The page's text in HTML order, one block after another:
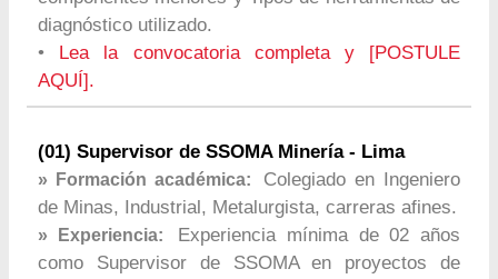
diagnóstico utilizado.
•
Lea la convocatoria completa y [POSTULE
AQUÍ].
(01) Supervisor de SSOMA Minería - Lima
» Formación académica:
Colegiado en Ingeniero
de Minas, Industrial, Metalurgista, carreras afines.
» Experiencia:
Experiencia mínima de 02 años
como Supervisor de SSOMA en proyectos de